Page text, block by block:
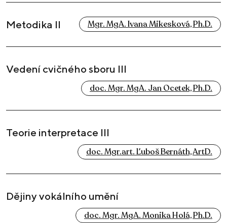
Metodika II Mgr. MgA. Ivana Mikesková, Ph.D.
Vedení cvičného sboru III
doc. Mgr. MgA. Jan Ocetek, Ph.D.
Teorie interpretace III
doc. Mgr.art. Ľuboš Bernáth, ArtD.
Dějiny vokálního umění
doc. Mgr. MgA. Monika Holá, Ph.D.